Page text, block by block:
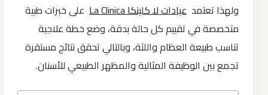
ولهذا تعتمد عيادات لا كلينكا La Clinica
على خبرات طبية
متخصصة في تقييم كل حالة بدقة، وضع خطة علاجية
تناسب طبيعة العظام واللثة، وبالتالي تحقق نتائج مستقرة
تجمع بين الوظيفة المثالية والمظهر الطبيعي للأسنان.